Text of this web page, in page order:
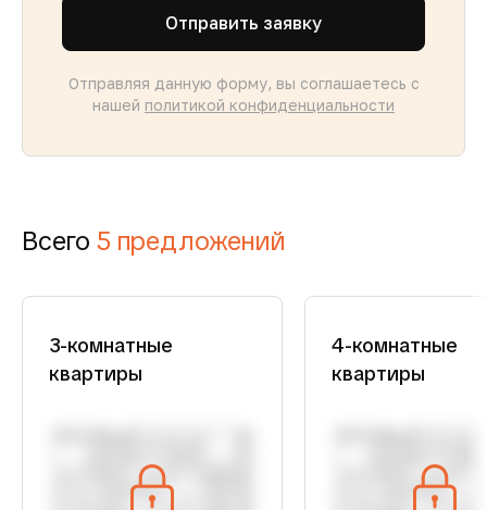
Отправить заявку
Отправляя данную форму, вы соглашаетесь с
нашей политикой конфиденциальности
Всего 5 предложений
3-комнатные
квартиры
4-комнатные
квартиры